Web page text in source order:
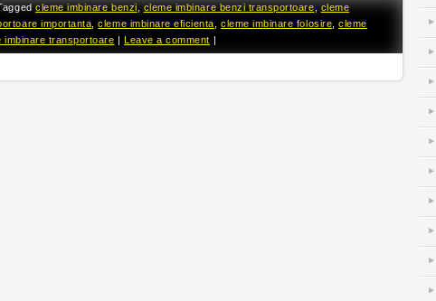
cleme imbinare benzi,cleme imbinare benzi transportoare,cleme
importanta ,cleme imbinare eficienta ,cleme imbinare folosire ,cleme
imbinare transportoare |Leave a comment |